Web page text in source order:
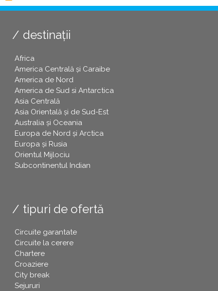
destinații
Africa
America Centrală și Caraibe
America de Nord
America de Sud si Antarctica
Asia Centrală
Asia Orientală și de Sud-Est
Australia și Oceania
Europa de Nord și Arctica
Europa și Rusia
Orientul Mijlociu
Subcontinentul Indian
tipuri de ofertă
Circuite garantate
Circuite la cerere
Chartere
Croaziere
City break
Sejururi